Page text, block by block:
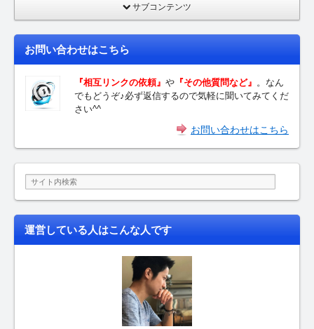
サブコンテンツ
お問い合わせはこちら
『相互リンクの依頼』 や 『その他質問など』 。なん
でもどうぞ♪必ず返信するので気軽に聞いてみてくだ
さい^^
お問い合わせはこちら
運営している人はこんな人です